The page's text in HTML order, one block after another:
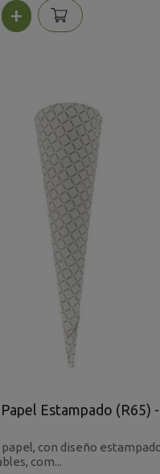
+
Estampado (R65) -
papel, con diseño
com...